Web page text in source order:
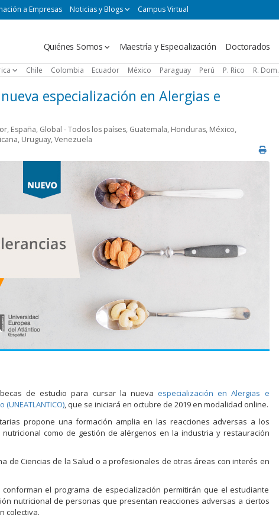
a Empresas Noticias y Blogs Campus Virtual
Navegación
Quiénes Somos Maestría y Especialización Doctorados
Chile Colombia Ecuador México Paraguay Perú P. Rico R. Dom.
especialización en Alergias e
, España, Global - Todos los países, Guatemala, Honduras, México,
, Uruguay,Venezuela
becas de estudio para cursar la nuevaespecialización en Alergias e
, que se iniciará en octubre de 2019 en modalidad online.
propone una formación amplia en las reacciones adversas a los
como de gestión de alérgenos en la industria y restauración
de Ciencias de la Salud o a profesionales de otras áreas con interés en
el programa de especialización permitirán que el estudiante
nutricional de personas que presentan reacciones adversas a ciertos
colectiva.